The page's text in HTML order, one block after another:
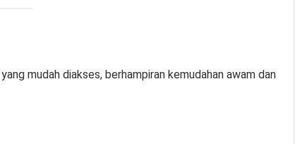
mudah diakses, berhampiran kemudahan awam dan